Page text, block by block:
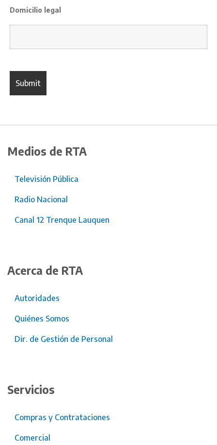
Domicilio legal
Medios de RTA
Televisión Pública
Radio Nacional
Canal 12 Trenque Lauquen
Acerca de RTA
Autoridades
Quiénes Somos
Dir. de Gestión de Personal
Servicios
Compras y Contrataciones
Comercial